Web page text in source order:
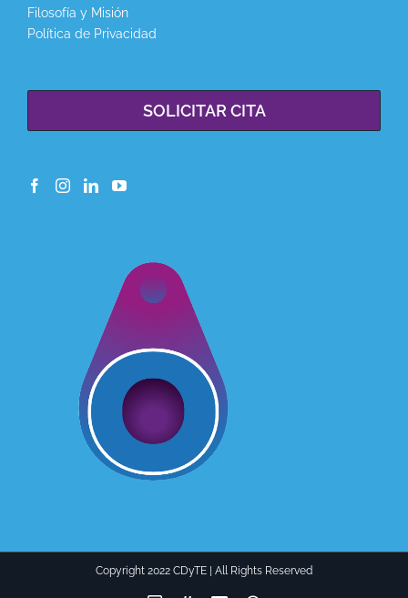
Filosofía y Misión
Política de Privacidad
SOLICITAR CITA
Copyright 2022 CDyTE | All Rights Reserved